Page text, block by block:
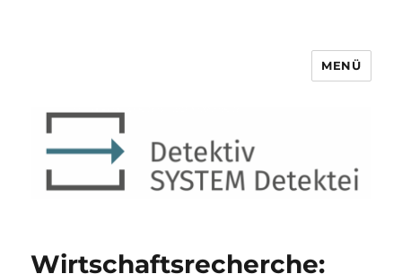
Detektiv SYSTEM Detektei ®
MENÜ
Wirtschaftsrecherche: